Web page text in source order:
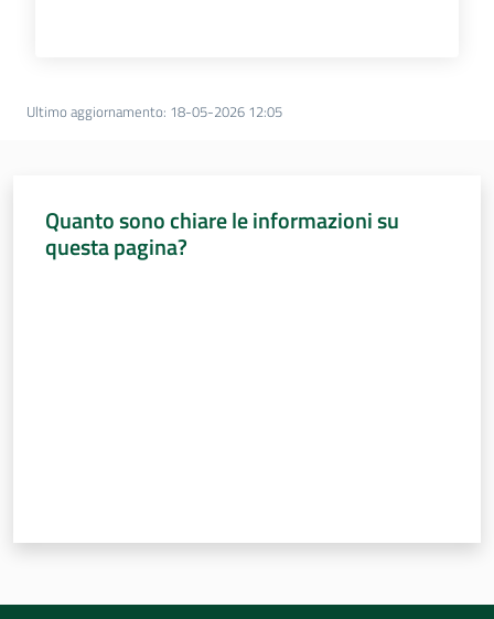
Ultimo aggiornamento: 18-05-2026 12:05
Quanto sono chiare le informazioni su
questa pagina?